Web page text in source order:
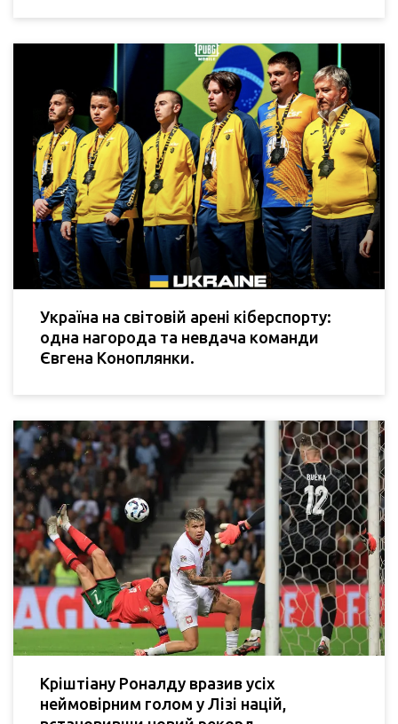
Україна на світовій арені кіберспорту:
одна нагорода та невдача команди
Євгена Коноплянки.
Кріштіану Роналду вразив усіх
неймовірним голом у Лізі націй,